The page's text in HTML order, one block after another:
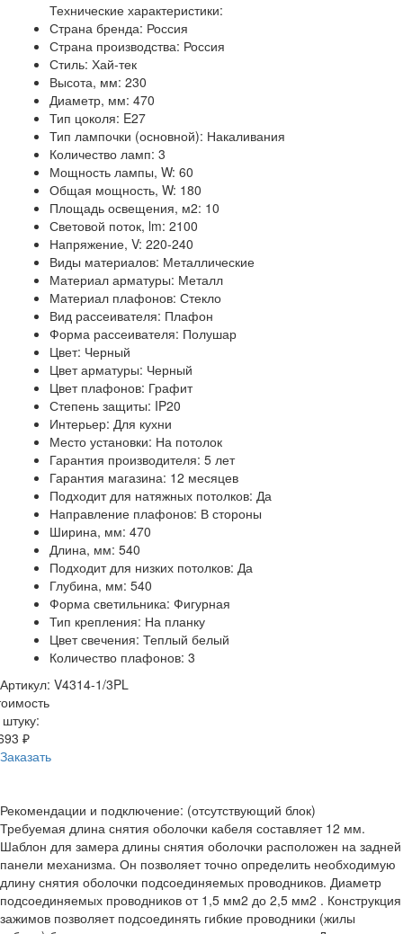
Технические характеристики:
Страна бренда: Россия
Страна производства: Россия
Стиль: Хай-тек
Высота, мм: 230
Диаметр, мм: 470
Тип цоколя: E27
Тип лампочки (основной): Накаливания
Количество ламп: 3
Мощность лампы, W: 60
Общая мощность, W: 180
Площадь освещения, м2: 10
Световой поток, lm: 2100
Напряжение, V: 220-240
Виды материалов: Металлические
Материал арматуры: Металл
Материал плафонов: Стекло
Вид рассеивателя: Плафон
Форма рассеивателя: Полушар
Цвет: Черный
Цвет арматуры: Черный
Цвет плафонов: Графит
Степень защиты: IP20
Интерьер: Для кухни
Место установки: На потолок
Гарантия производителя: 5 лет
Гарантия магазина: 12 месяцев
Подходит для натяжных потолков: Да
Направление плафонов: В стороны
Ширина, мм: 470
Длина, мм: 540
Подходит для низких потолков: Да
Глубина, мм: 540
Форма светильника: Фигурная
Тип крепления: На планку
Цвет свечения: Теплый белый
Количество плафонов: 3
Артикул: V4314-1/3PL
₽
Заказать
Рекомендации и подключение: (отсутствующий блок)
Требуемая длина снятия оболочки кабеля составляет 12 мм.
Шаблон для замера длины снятия оболочки расположен на задней
панели механизма. Он позволяет точно определить необходимую
длину снятия оболочки подсоединяемых проводников. Диаметр
подсоединяемых проводников от 1,5 мм2 до 2,5 мм2 . Конструкция
зажимов позволяет подсоединять гибкие проводники (жилы